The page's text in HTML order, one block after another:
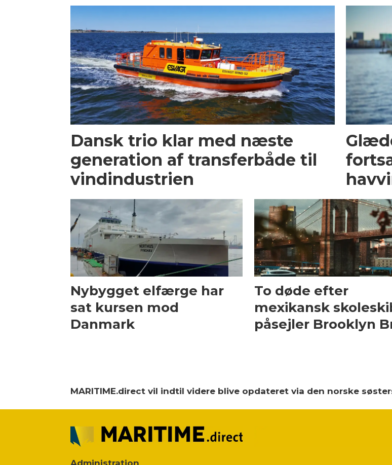
Dansk trio klar med næste
generation af transferbåde til
vindindustrien
Nybygget elfærge har
sat kursen mod
Danmark
To døde efter
mexikansk
påsejler Brooklyn
MARITIME.direct vil indtil videre blive opdateret via den norske